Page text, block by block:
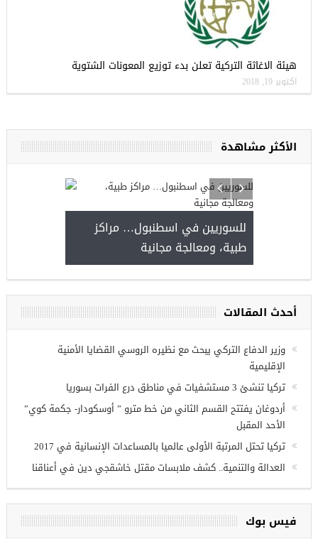
هيئة الاغاثة التركية تعلن بدء توزيع المعونات الشتوية
أكتوبر 19, 2018
الأكثر مشاهدة
للسوريين في اسطنبول…
فرص عمل للسوريين في
أحدث المقالات
وزير الدفاع التركي يبحث مع نظيره الروسي القضايا الأمنية
الإقليمية
تركيا تنشئ 3 مستشفيات في مناطق درع الفرات بسوريا
أردوغان يفتتح القسم الثاني من خط مترو ” أوسكودار- جكمة كوي”
الأحد المقبل
تركيا تحتل المرتبة الأولى عالميا بالمساعدات الإنسانية في 2017